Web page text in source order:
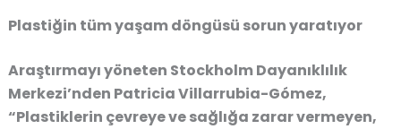
Plastiğin tüm yaşam döngüsü sorun yaratıyor
Araştırmayı yöneten Stockholm Dayanıklılık
Merkezi’nden Patricia Villarrubia-Gómez,
“Plastiklerin çevreye ve sağlığa zarar vermeyen,